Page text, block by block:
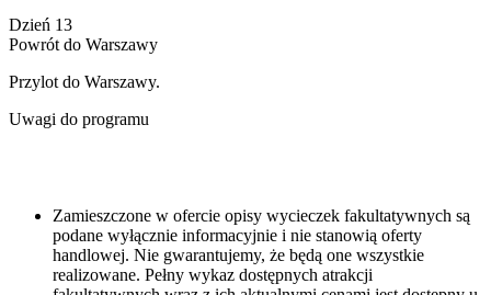
Dzień 13
Powrót do Warszawy
Przylot do Warszawy.
Uwagi do programu
Zamieszczone w ofercie opisy wycieczek fakultatywnych są
podane wyłącznie informacyjnie i nie stanowią oferty
handlowej. Nie gwarantujemy, że będą one wszystkie
realizowane. Pełny wykaz dostępnych atrakcji